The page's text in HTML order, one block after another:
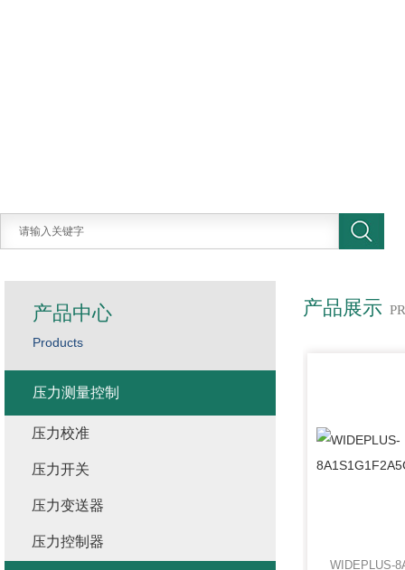
产品展示
产品中心
Products
压力测量控制
压力校准
压力开关
压力变送器
压力控制器